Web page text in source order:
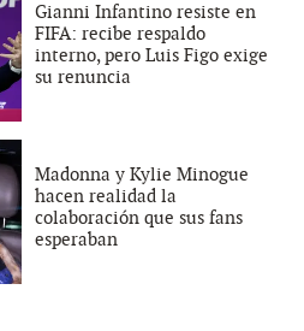
Gianni Infantino resiste en
FIFA: recibe respaldo
interno, pero Luis Figo exige
su renuncia
Madonna y Kylie Minogue
hacen realidad la
colaboración que sus fans
esperaban